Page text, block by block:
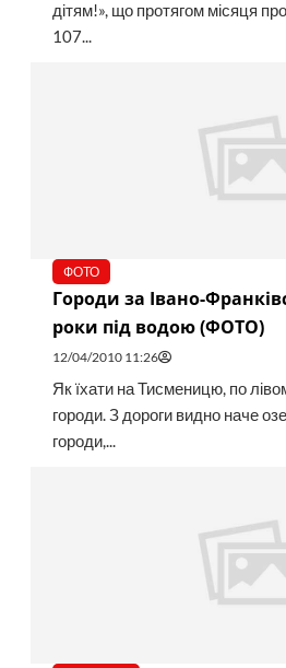
дітям!», що протягом місяця
107...
ФОТО
Городи за Івано-
роки під водою (ФОТО)
12/04/2010 11:26
Як їхати на Тисменицю, по
городи. З дороги видно наче
городи,...